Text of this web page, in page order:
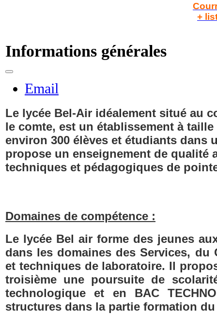
+
Informations générales
Email
Le lycée Bel-Air idéalement situé au
le comte, est un établissement à
environ 300 élèves et étudiants dans
propose un enseignement de qualité
techniques et pédagogiques de
Domaines de compétence :
Le lycée Bel air forme des jeunes
dans les domaines des Services, du
et techniques de laboratoire. Il
troisième une poursuite de
technologique et en BAC
structures dans la partie formation